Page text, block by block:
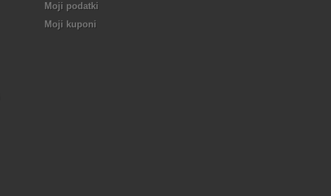
Moji podatki
Moji kuponi